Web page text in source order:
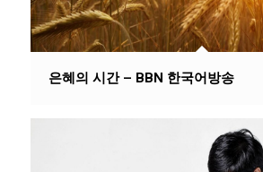
은혜의 시간 – BBN 한국어방송